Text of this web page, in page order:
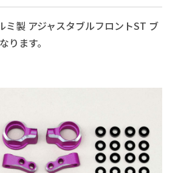
ミ製 アジャスタブルフロントST ブ
ります。